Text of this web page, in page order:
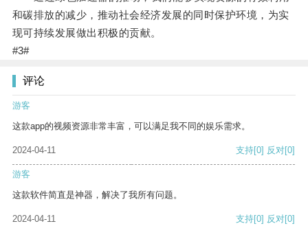
和碳排放的减少，推动社会经济发展的同时保护环境，为实
现可持续发展做出积极的贡献。
#3#
评论
游客
这款app的视频资源非常丰富，可以满足我不同的娱乐需求。
2024-04-11 支持[0] 反对[0]
游客
这款软件简直是神器，解决了我所有问题。
2024-04-11 支持[0] 反对[0]